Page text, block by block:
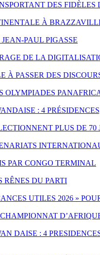
DES
À
PAUL PIGASSE
DE LA
À PASSER DES
: 4
PLUS DE 70
PAR CONGO TERMINAL
RÊNES DU PARTI
UTILES 2026 »
DAISE : 4